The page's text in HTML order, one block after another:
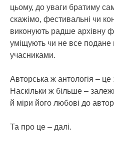
цьому, до уваги братиму
скажімо, фестивальні чи
виконують радше архівну
уміщують чи не все
учасниками.
Авторська ж антологія –
Наскільки ж більше –
й міри його любові до
Та про це – далі.